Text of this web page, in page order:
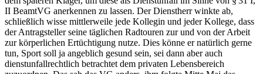
II BeamtVG anerkennen zu lassen. Der Dienstherr winkte ab,
schließlich wisse mittlerweile jede Kollegin und jeder Kollege, dass
der Antragsteller seine täglichen Radtouren zur und von der Arbeit
zur körperlichen Ertüchtigung nutze. Dies könne er natürlich gerne
tun, Sport soll ja angeblich gesund sein, sei dann aber auch
dienstunfallrechtlich betrachtet dem privaten Lebensbereich